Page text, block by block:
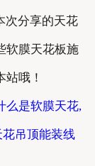
次分享的天花
软膜天花板施
哦！
么是软膜天花,
吊顶能装线